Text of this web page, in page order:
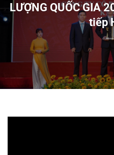
LƯỢNG QUỐC GIA
tiếp